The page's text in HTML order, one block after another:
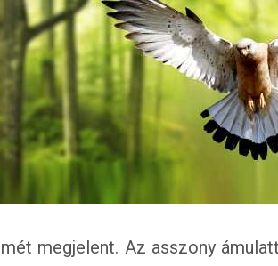
megjelent. Az asszony